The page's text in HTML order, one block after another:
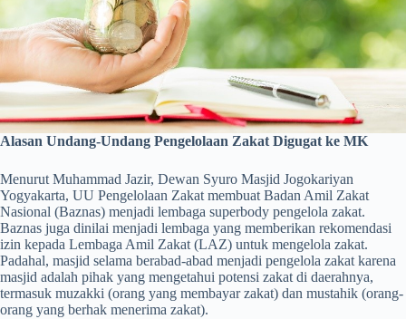
Alasan Undang-Undang Pengelolaan Zakat Digugat ke MK
Menurut Muhammad Jazir, Dewan Syuro Masjid Jogokariyan
Yogyakarta, UU Pengelolaan Zakat membuat Badan Amil Zakat
Nasional (Baznas) menjadi lembaga superbody pengelola zakat.
Baznas juga dinilai menjadi lembaga yang memberikan rekomendasi
izin kepada Lembaga Amil Zakat (LAZ) untuk mengelola zakat.
Padahal, masjid selama berabad-abad menjadi pengelola zakat karena
masjid adalah pihak yang mengetahui potensi zakat di daerahnya,
termasuk muzakki (orang yang membayar zakat) dan mustahik (orang-
orang yang berhak menerima zakat).